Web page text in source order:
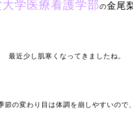
学医療看護学部の金尾
最近少し肌寒くなってきましたね。
節の変わり目は体調を崩しやすいので、